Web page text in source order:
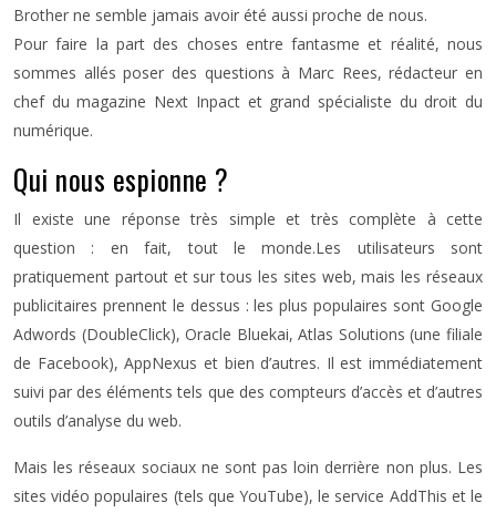
Brother ne semble jamais avoir été aussi proche de nous.
Pour faire la part des choses entre fantasme et réalité, nous
sommes allés poser des questions à Marc Rees, rédacteur en
chef du magazine Next Inpact et grand spécialiste du droit du
numérique.
Qui nous espionne ?
Il existe une réponse très simple et très complète à cette
question : en fait, tout le monde.Les utilisateurs sont
pratiquement partout et sur tous les sites web, mais les réseaux
publicitaires prennent le dessus : les plus populaires sont Google
Adwords (DoubleClick), Oracle Bluekai, Atlas Solutions (une filiale
de Facebook), AppNexus et bien d’autres. Il est immédiatement
suivi par des éléments tels que des compteurs d’accès et d’autres
outils d’analyse du web.
Mais les réseaux sociaux ne sont pas loin derrière non plus. Les
sites vidéo populaires (tels que YouTube), le service AddThis et le